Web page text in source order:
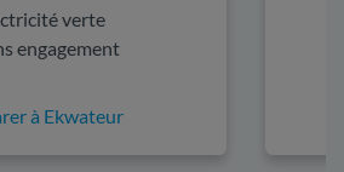
verte
engagement
à Ekwateur